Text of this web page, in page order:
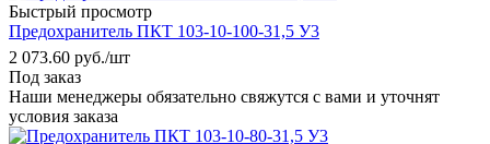
Быстрый просмотр
Предохранитель ПКТ 103-10-100-31,5 У3
2 073.60 руб./шт
Под заказ
Наши менеджеры обязательно свяжутся с вами и уточнят
условия заказа